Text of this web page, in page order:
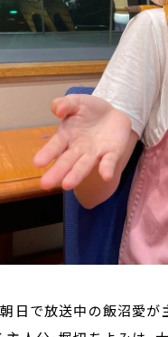
日で放送中の飯沼愛